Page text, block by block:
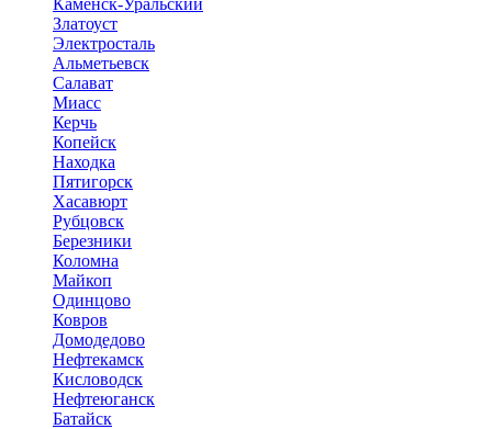
Златоуст
Электросталь
Альметьевск
Салават
Миасс
Керчь
Копейск
Находка
Пятигорск
Хасавюрт
Рубцовск
Березники
Коломна
Майкоп
Одинцово
Ковров
Домодедово
Нефтекамск
Кисловодск
Нефтеюганск
Батайск